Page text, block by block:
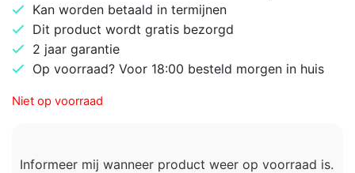
Kan worden betaald in termijnen
Dit product wordt gratis bezorgd
2 jaar garantie
Op voorraad? Voor 18:00 besteld morgen in huis
Niet op voorraad
Informeer mij wanneer product weer op voorraad is.